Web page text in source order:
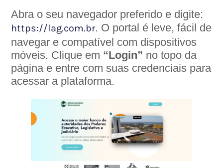
Abra o seu navegador preferido e digite:
https://lag.com.br. O portal é leve, fácil de
navegar e compatível com dispositivos
móveis. Clique em “Login” no topo da
página e entre com suas credenciais para
acessar a plataforma.